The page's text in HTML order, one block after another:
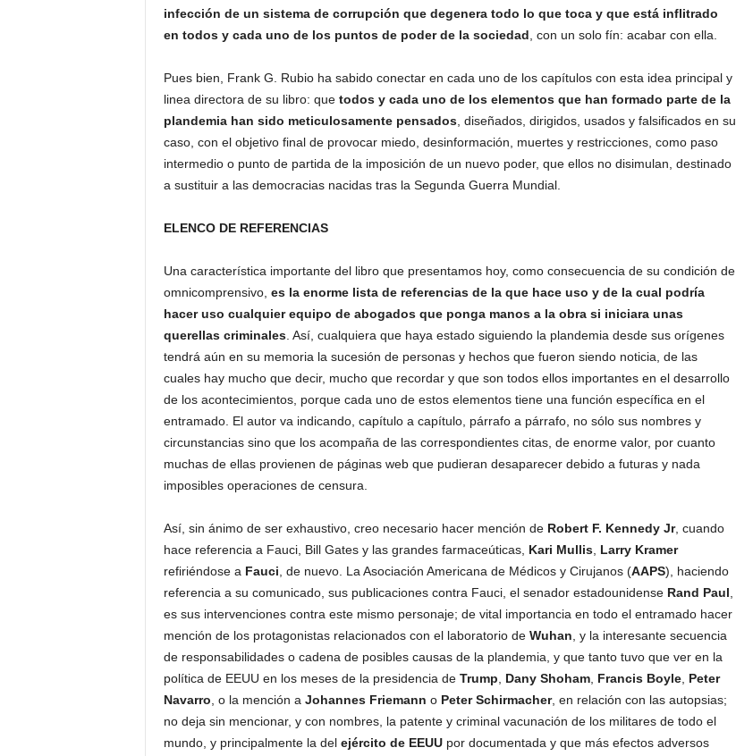
infección de un sistema de corrupción que degenera todo lo que toca y que está inflitrado
en todos y cada uno de los puntos de poder de la sociedad , con un solo fín: acabar con ella.
Pues bien, Frank G. Rubio ha sabido conectar en cada uno de los capítulos con esta idea principal y
linea directora de su libro: que todos y cada uno de los elementos que han formado parte de la
plandemia han sido meticulosamente pensados, diseñados, dirigidos, usados y falsificados en su
caso, con el objetivo final de provocar miedo, desinformación, muertes y restricciones, como paso
intermedio o punto de partida de la imposición de un nuevo poder, que ellos no disimulan, destinado
a sustituir a las democracias nacidas tras la Segunda Guerra Mundial.
ELENCO DE REFERENCIAS
Una característica importante del libro que presentamos hoy, como consecuencia de su condición de
omnicomprensivo, es la enorme lista de referencias de la que hace uso y de la cual podría
hacer uso cualquier equipo de abogados que ponga manos a la obra si iniciara unas
querellas criminales. Así, cualquiera que haya estado siguiendo la plandemia desde sus orígenes
tendrá aún en su memoria la sucesión de personas y hechos que fueron siendo noticia, de las
cuales hay mucho que decir, mucho que recordar y que son todos ellos importantes en el desarrollo
de los acontecimientos, porque cada uno de estos elementos tiene una función específica en el
entramado. El autor va indicando, capítulo a capítulo, párrafo a párrafo, no sólo sus nombres y
circunstancias sino que los acompaña de las correspondientes citas, de enorme valor, por cuanto
muchas de ellas provienen de páginas web que pudieran desaparecer debido a futuras y nada
imposibles operaciones de censura.
Así, sin ánimo de ser exhaustivo, creo necesario hacer mención de Robert F. Kennedy Jr, cuando
hace referencia a Fauci, Bill Gates y las grandes farmaceúticas, Kari Mullis, Larry Kramer
refiriéndose a Fauci , de nuevo. La Asociación Americana de Médicos y Cirujanos (AAPS), haciendo
referencia a su comunicado, sus publicaciones contra Fauci, el senador estadounidense Rand Paul
es sus intervenciones contra este mismo personaje; de vital importancia en todo el entramado hacer
mención de los protagonistas relacionados con el laboratorio de Wuhan , y la interesante secuencia
de responsabilidades o cadena de posibles causas de la plandemia, y que tanto tuvo que ver en la
política de EEUU en los meses de la presidencia de Trump Dany Shoham, Francis Boyle, Peter
Navarro , o la mención a Johannes Friemann oPeter Schirmacher, en relación con las autopsias;
no deja sin mencionar, y con nombres, la patente y criminal vacunación de los militares de todo el
mundo, y principalmente la del ejército de EEUUpor documentada y que más efectos adversos